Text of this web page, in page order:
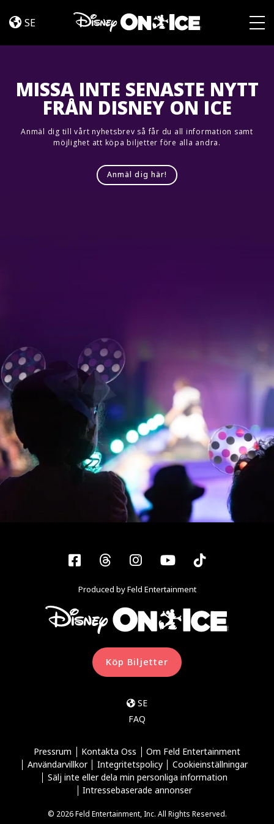
& SE
MISSA INTE SENASTE NYTT
FRÅN DISNEY ON ICE
Anmäl dig till vårt nyhetsbrev så får du all information samt
möjlighet att köpa biljetter före alla andra.
Anmäl dig här!
Facebook
ThreadsInstagram
YouTubeTiktok
Produced by Feld Entertainment
Köp Biljetter
SE
FAQ
Pressrum Kontakta Oss
Om Feld Entertainment
Användarvillkor
Integritetspolicy
Cookieinställningar
Sälj inte eller dela min personliga information
Intressebaserade annonser
© 2026 Feld Entertainment, Inc. All Rights Reserved.